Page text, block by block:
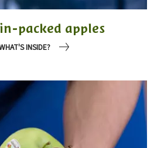
packed apples
INSIDE?